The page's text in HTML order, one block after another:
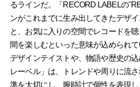
るラインだ。「RECORD LABELの
ンがこれまでに⽣み出してきたデザ
と、お気に⼊りの空間でレコードを
間を楽しむといった意味が込められ
デザインテイストや、物語や歴史の
レーベル」は、トレンドや周りに流
準を⼤切にし、腕時計で個性を表現